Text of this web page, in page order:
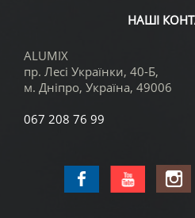
НАШІ
ALUMIX
пр. Лесі Українки, 40-Б,
м. Дніпро, Україна, 49006
067 208 76 99